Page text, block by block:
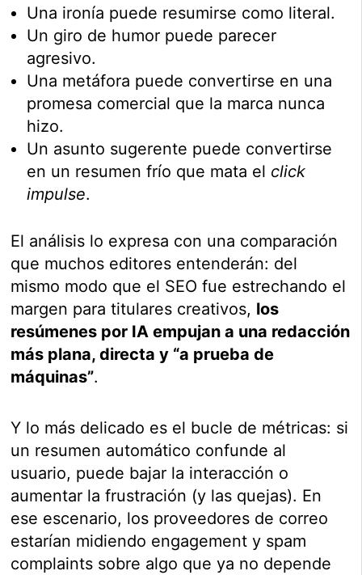
Una ironía puede resumirse como literal.
Un giro de humor puede parecer
agresivo.
Una metáfora puede convertirse en una
promesa comercial que la marca nunca
hizo.
Un asunto sugerente puede convertirse
en un resumen frío que mata el click
impulse.
El análisis lo expresa con una comparación
que muchos editores entenderán: del
mismo modo que el SEO fue estrechando el
margen para titulares creativos, los
resúmenes por IA empujan a una redacción
más plana, directa y “a prueba de
máquinas”.
Y lo más delicado es el bucle de métricas: si
un resumen automático confunde al
usuario, puede bajar la interacción o
aumentar la frustración (y las quejas). En
ese escenario, los proveedores de correo
estarían midiendo engagement y spam
complaints sobre algo que ya no depende